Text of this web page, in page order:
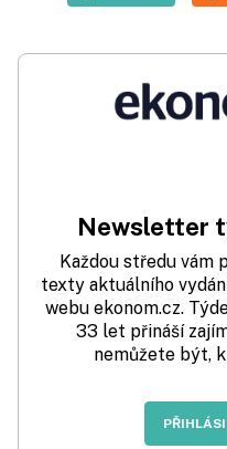
Newsletter
Každou středu vám
texty aktuálního
webu ekonom.cz.
33 let přináší
nemůžete být,